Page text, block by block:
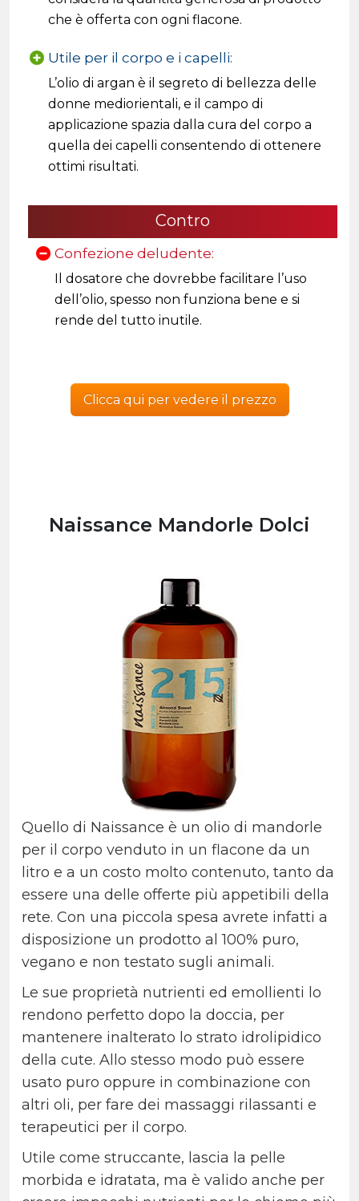
che è offerta con ogni flacone.
Utile per il corpo e i capelli:
L’olio di argan è il segreto di bellezza delle
donne mediorientali, e il campo di
applicazione spazia dalla cura del corpo a
quella dei capelli consentendo di ottenere
ottimi risultati.
Contro
Confezione deludente:
Il dosatore che dovrebbe facilitare l’uso
dell’olio, spesso non funziona bene e si
rende del tutto inutile.
Clicca qui per vedere il prezzo
Naissance Mandorle Dolci
Quello di Naissance è un olio di mandorle
per il corpo venduto in un flacone da un
litro e a un costo molto contenuto, tanto da
essere una delle offerte più appetibili della
rete. Con una piccola spesa avrete infatti a
disposizione un prodotto al 100% puro,
vegano e non testato sugli animali.
Le sue proprietà nutrienti ed emollienti lo
rendono perfetto dopo la doccia, per
mantenere inalterato lo strato idrolipidico
della cute. Allo stesso modo può essere
usato puro oppure in combinazione con
altri oli, per fare dei massaggi rilassanti e
terapeutici per il corpo.
Utile come struccante, lascia la pelle
morbida e idratata, ma è valido anche per